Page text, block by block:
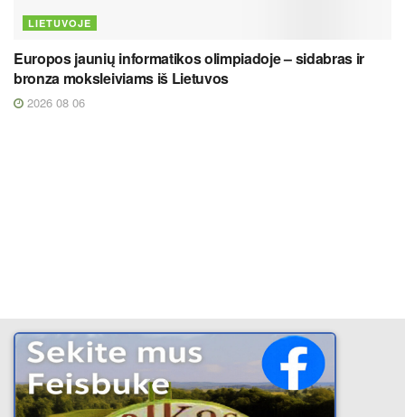
LIETUVOJE
Europos jaunių informatikos olimpiadoje – sidabras ir
bronza moksleiviams iš Lietuvos
2026 08 06